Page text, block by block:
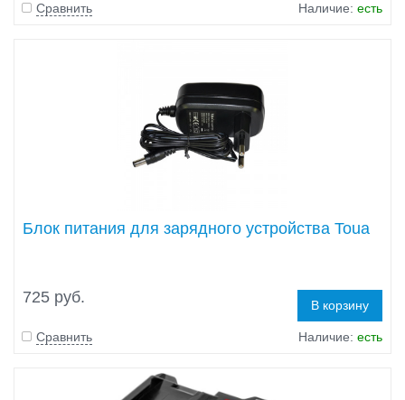
Сравнить Наличие: есть
Блок питания для зарядного устройства Toua
725 руб. В корзину
Сравнить Наличие: есть